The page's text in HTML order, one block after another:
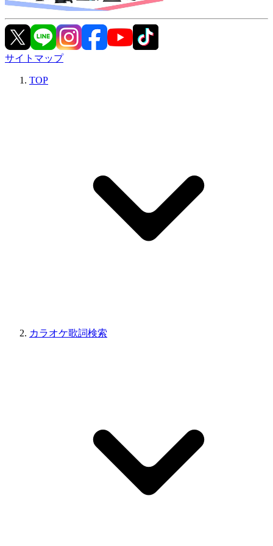
サイトマップ
TOP
カラオケ歌詞検索